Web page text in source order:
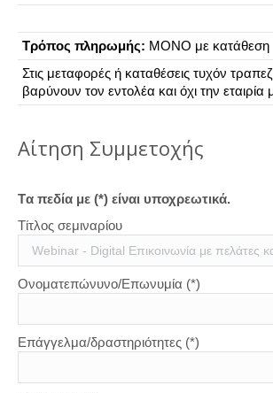
Τρόπος πληρωμής: ΜΟΝΟ με κατάθεση
Στις μεταφορές ή καταθέσεις τυχόν
βαρύνουν τον εντολέα και όχι την εταιρία
Aίτηση Συμμετοχής
Tα πεδία με (*) είναι υποχρεωτικά.
Τίτλος σεμιναρίου
Ονοματεπώνυνο/Επωνυμία (*)
Επάγγελμα/δραστηριότητες (*)